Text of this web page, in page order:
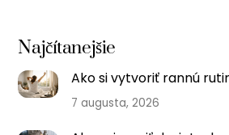
Najčítanejšie
Ako si vytvoriť rannú
7 augusta, 2026